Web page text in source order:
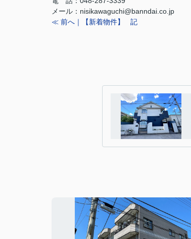
メール ： nisikawaguchi@banndai.co.jp
≪ 前へ｜【新着物件】
記